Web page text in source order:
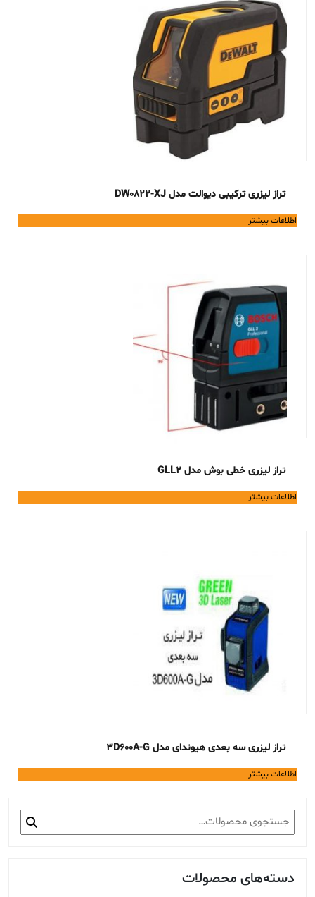
تراز لیزری ترکیبی دیوالت مدل DW0822-XJ
اطلاعات بیشتر
تراز لیزری خطی بوش مدل GLL2
اطلاعات بیشتر
تراز لیزری سه بعدی هیوندای مدل 3D600A-G
اطلاعات بیشتر
جستجو
برای:
دسته‌های محصولات